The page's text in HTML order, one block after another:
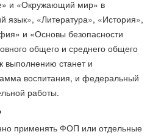
и «Окружающий мир» в
язык», «Литература», «История»,
и «Основы безопасности
общего и среднего общего
выполнению станет и
воспитания, и федеральный
работы.
применять ФОП или отдельные